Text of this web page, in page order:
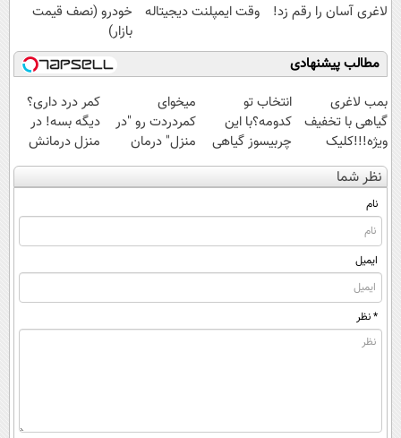
لاغری آسان را رقم زد!
وقت ایمپلنت دیجیتاله
خودرو (نصف قیمت
بازار)
مطالب پیشنهادی
بمب لاغری
گیاهی با تخفیف
ویژه!!!کلیک
جهت خرید
انتخاب تو
کدومه؟با این
چربیسوز گیاهی
مثل آب خوردن
لاغر شو!
میخوای
کمردردت رو "در
منزل" درمان
کنی؟ (◂فیلم +
◂پرسش‌نامه)
کمر درد داری؟
دیگه بسه! در
منزل درمانش
کن
(◀پرسش‌نامه)
نظر شما
نام
ایمیل
* نظر